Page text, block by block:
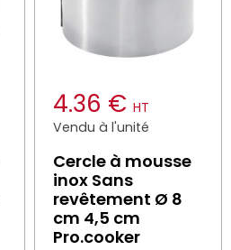
4.36 € HT
Vendu à l'unité
Cercle à mousse
inox Sans
revêtement Ø 8
cm 4,5 cm
Pro.cooker